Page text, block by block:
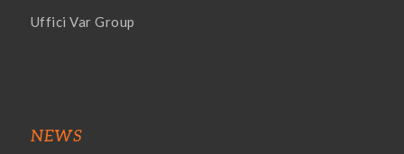
Uffici Var Group
NEWS